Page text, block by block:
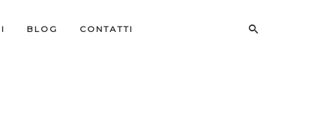
BLOG CONTATTI